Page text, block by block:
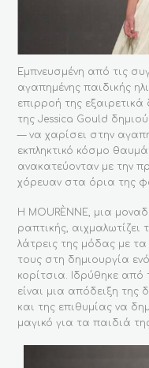
Εμπνευσμένη από τις
αγαπημένης παιδικής
επιρροή της εξαιρετικά
της Jessica Gould
— να χαρίσει στην
εκπληκτικό κόσμο
ανακατεύονταν με την
χόρευαν στα όρια της
Η MOURÈNNE, μια
ραπτικής, αιχμαλωτίζει
λάτρεις της μόδας με
τους στη δημιουργία
κορίτσια. Ιδρύθηκε από
είναι μια απόδειξη της
και της επιθυμίας να
μαγικό για τα παιδιά